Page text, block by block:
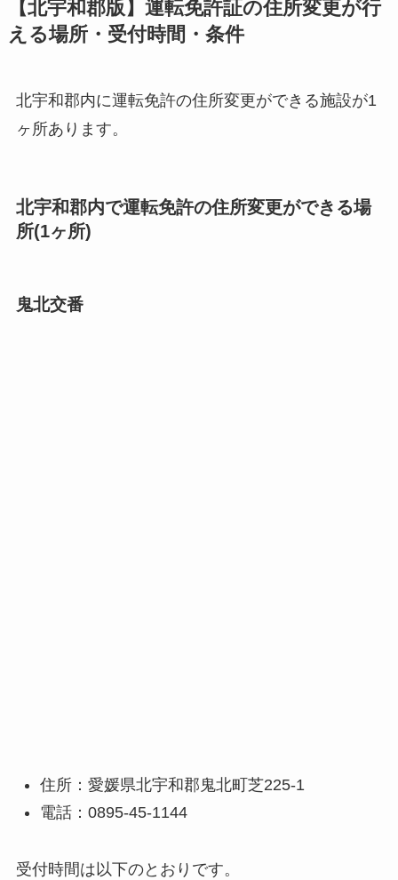
【北宇和郡版】運転免許証の住所変更が行
える場所・受付時間・条件
北宇和郡内に運転免許の住所変更ができる施設が1
ヶ所あります。
北宇和郡内で運転免許の住所変更ができる場
所(1ヶ所)
鬼北交番
住所：愛媛県北宇和郡鬼北町芝225-1
電話：0895-45-1144
受付時間は以下のとおりです。